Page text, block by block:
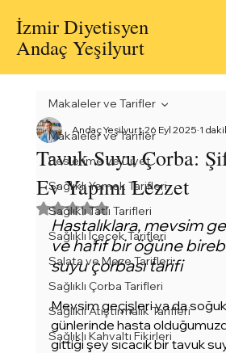
İzmir Diyetisyen
Andaç Yeşilyurt
Makaleler ve Tarifler
Beslenme ve Diyet
Sağlıklı Yemek Tarifleri
Sağlıklı Tatlı Tarifleri
Sağlıklı İçecek Tarifleri
Salata ve Meze Tarifleri
Sağlıklı Çorba Tarifleri
Sağlıklı Atıştırmalık Tarifleri
Sağlıklı Kahvaltı Fikirleri
Makaleler ve Tarifler
Tavuk Suyu Çorba:
Ev Yapımı Lezzet
Andaç Yeşilyurt 26 Eyl 2025 1
5 üzerinden NaN yıldız
Hastalıklara, mevsim
ve hafif bir öğüne
suyu çorbası tarifi
Mevsim geçişleri ya da soğuk
günlerinde hasta
gittiği şey sıcacık bir tavuk